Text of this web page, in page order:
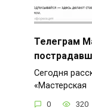
Телеграм
Сегодня
«Мастерская
0 320